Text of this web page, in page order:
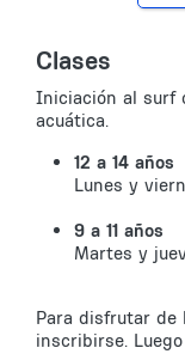
Clases
Iniciación al surf
acuática.
12 a 14 años
Lunes y
9 a 11 años
Martes y
Para disfrutar de
inscribirse.